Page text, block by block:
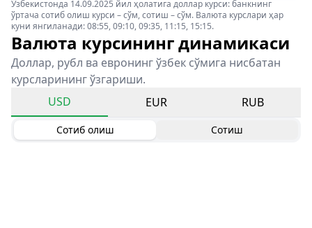
Ўзбекистонда 14.09.2025 йил ҳолатига доллар курси: банкнинг
ўртача сотиб олиш курси – сўм, сотиш – сўм. Валюта курслари ҳар
куни янгиланади: 08:55, 09:10, 09:35, 11:15, 15:15.
Валюта курсининг динамикаси
Доллар, рубл ва евронинг ўзбек сўмига нисбатан
курсларининг ўзгариши.
USD
EUR RUB
Сотиб олиш Сотиш